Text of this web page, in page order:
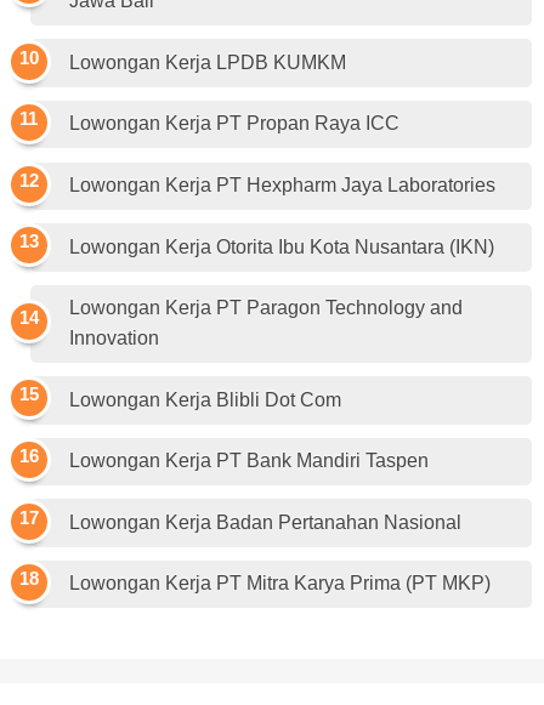
Lowongan Kerja LPDB KUMKM
Lowongan Kerja PT Propan Raya ICC
Lowongan Kerja PT Hexpharm Jaya Laboratories
Lowongan Kerja Otorita Ibu Kota Nusantara (IKN)
Lowongan Kerja PT Paragon Technology and
Innovation
Lowongan Kerja Blibli Dot Com
Lowongan Kerja PT Bank Mandiri Taspen
Lowongan Kerja Badan Pertanahan Nasional
Lowongan Kerja PT Mitra Karya Prima (PT MKP)